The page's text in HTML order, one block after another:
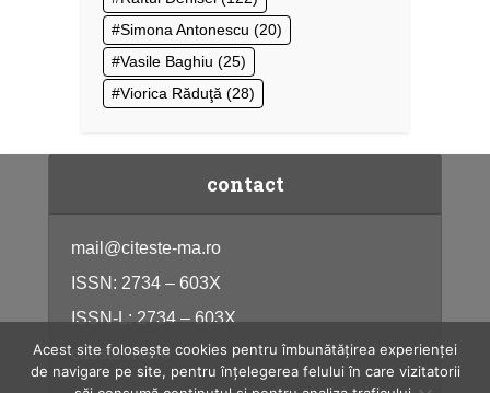
Simona Antonescu (20)
Vasile Baghiu (25)
Viorica Răduţă (28)
contact
mail@citeste-ma.ro
ISSN: 2734 – 603X
ISSN-L: 2734 – 603X
citeste-ma.ro
Acest site folosește cookies pentru îmbunătățirea experienței
de navigare pe site, pentru înțelegerea felului în care vizitatorii